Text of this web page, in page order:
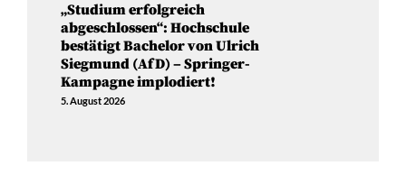
„Studium erfolgreich
abgeschlossen“: Hochschule
bestätigt Bachelor von Ulrich
Siegmund (AfD) – Springer-
Kampagne implodiert!
5. August 2026